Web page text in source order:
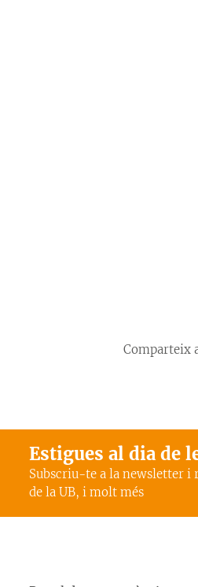
Comparteix
Estigues al dia de
Subscriu-te a la newsletter
de la UB, i molt més